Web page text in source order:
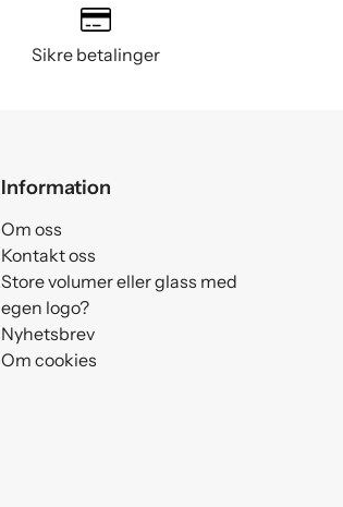
Sikre betalinger
Information
Om oss
Kontakt oss
Store volumer eller glass med
egen logo?
Nyhetsbrev
Om cookies